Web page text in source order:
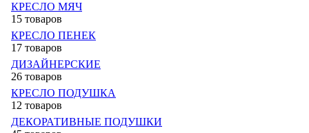
КРЕСЛО МЯЧ
15 товаров
КРЕСЛО ПЕНЕК
17 товаров
ДИЗАЙНЕРСКИЕ
26 товаров
КРЕСЛО ПОДУШКА
12 товаров
ДЕКОРАТИВНЫЕ ПОДУШКИ